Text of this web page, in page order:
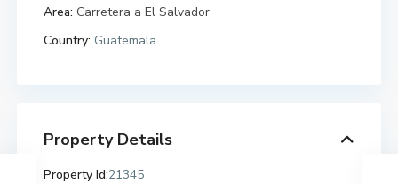
Area: Carretera a El Salvador
Country: Guatemala
Property Details
Property Id:21345